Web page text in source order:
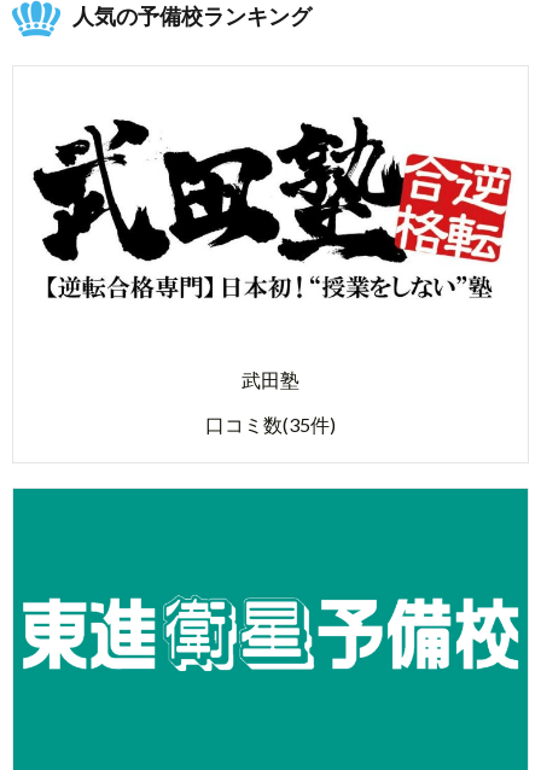
人気の予備校ランキング
武田塾
口コミ数(35件)